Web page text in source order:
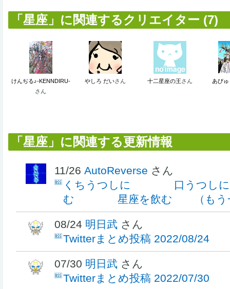
「星座」に関連するクリエイター (7)
けんぢる♪-KENNDIRU-
さん
やしろ だいさん 十二星座の王さん あび
「星座」に関連する更新情報
11/26 AutoReverse さん
くちうつしに 口うつしに
む 星座を飲む （もう一
08/24 明日武 さん
Twitterまとめ投稿 2022/08/24
07/30 明日武 さん
Twitterまとめ投稿 2022/07/30